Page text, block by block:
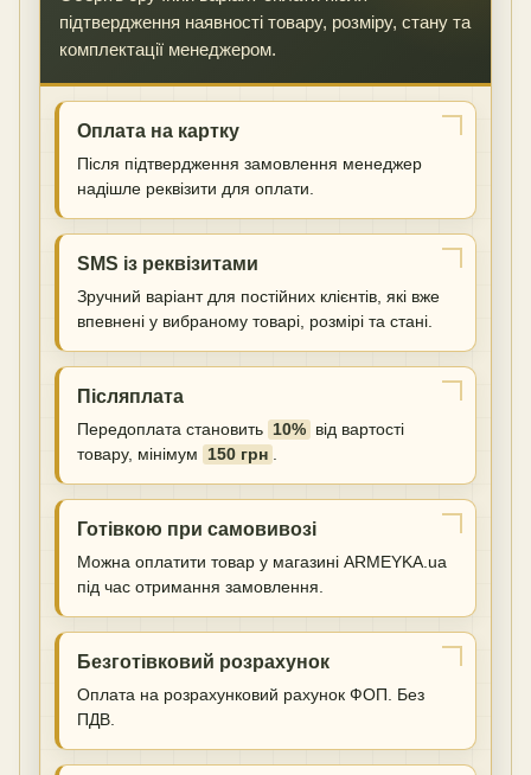
підтвердження наявності товару, розміру, стану та
комплектації менеджером.
Оплата на картку
Після підтвердження замовлення менеджер
надішле реквізити для оплати.
SMS із реквізитами
Зручний варіант для постійних клієнтів, які вже
впевнені у вибраному товарі, розмірі та стані.
Післяплата
Передоплата становить 10% від вартості
товару, мінімум 150 грн .
Готівкою при самовивозі
Можна оплатити товар у магазині ARMEYKA.ua
під час отримання замовлення.
Безготівковий розрахунок
Оплата на розрахунковий рахунок ФОП. Без
ПДВ.